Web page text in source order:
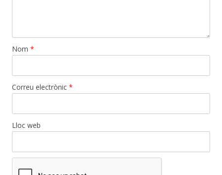
Nom *
Correu electrònic *
Lloc web